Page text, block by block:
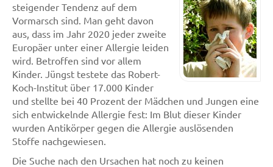
steigender Tendenz auf dem
Vormarsch sind. Man geht davon
aus, dass im Jahr 2020 jeder zweite
Europäer unter einer Allergie leiden
wird. Betroffen sind vor allem
Kinder. Jüngst testete das Robert-
Koch-Institut über 17.000 Kinder
und stellte bei 40 Prozent der Mädchen und Jungen eine
sich entwickelnde Allergie fest: Im Blut dieser Kinder
wurden Antikörper gegen die Allergie auslösenden
Stoffe nachgewiesen.
Die Suche nach den Ursachen hat noch zu keinen